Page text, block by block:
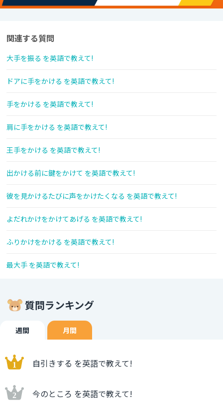
関連する質問
大手を振る を英語で教えて!
ドアに手をかける を英語で教えて!
手をかける を英語で教えて!
肩に手をかける を英語で教えて!
王手をかける を英語で教えて!
出かける前に鍵をかけて を英語で教えて!
彼を見かけるたびに声をかけたくなる を英語で教えて!
よだれかけをかけてあげる を英語で教えて!
ふりかけをかける を英語で教えて!
最大手 を英語で教えて!
質問ランキング
週間 月間
自引きする を英語で教えて!
今のところ を英語で教えて!